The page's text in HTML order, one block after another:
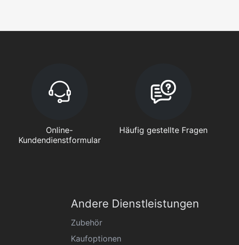
Online-
Kundendienstformular
Häufig gestellte Fragen
Andere Dienstleistungen
Zubehör
Kaufoptionen